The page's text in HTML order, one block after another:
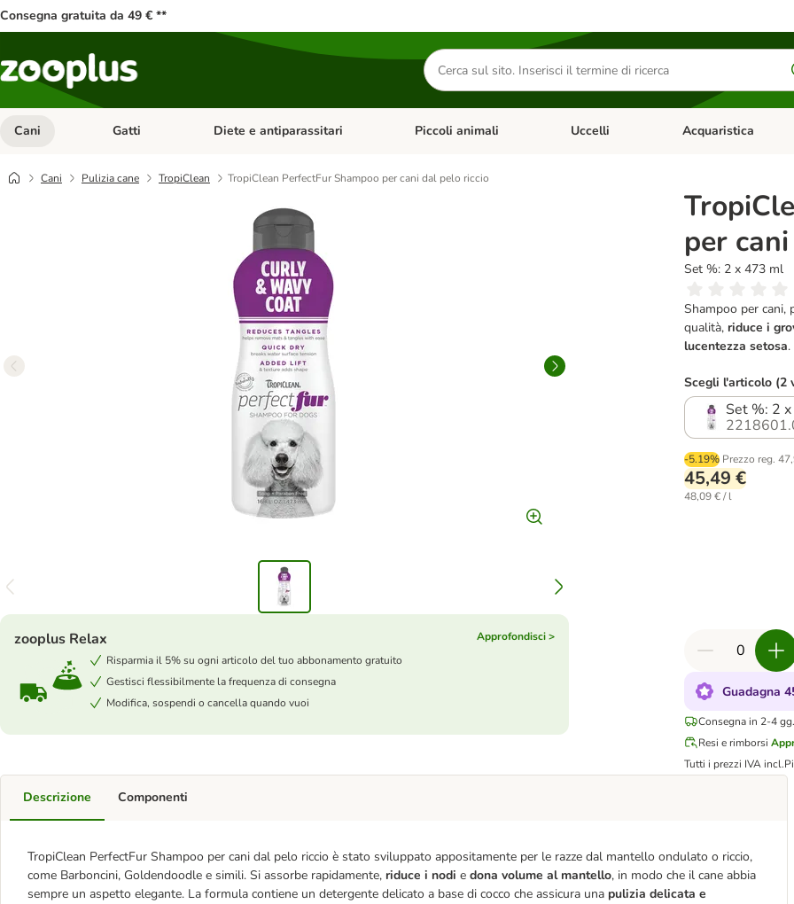
Consegna gratuita da 49 € **
Cerca
prodotti
Cani Apri Menu Categoria: Cani
Gatti Apri Menu Categoria: Gatti
Diete e antiparassitari Apri Menu Categoria: Diete e antiparassitari
Piccoli animali Apri Menu Categoria: Piccoli animali
Uccelli Apri Menu Categoria:
Acquaristica
Cani Pulizia cane TropiClean TropiClean PerfectFur Shampoo per cani dal pelo riccio
per
Set %: 2 x 473 ml
Shampoo per cani,
qualità, riduce i
lucentezza setosa.
zooplus Relax
Approfondisci >
Risparmia il 5% su ogni articolo del tuo abbonamento gratuito
Gestisci flessibilmente la frequenza di consegna
Modifica, sospendi o cancella quando vuoi
Scegli l'articolo (2
Set %: 2
-5.19% Prezzo reg.
45,49 €
48,09 € / l
Guadagna
Consegna in 2-4
Resi e rimborsi
Tutti i prezzi IVA incl.
Descrizione
TropiClean PerfectFur Shampoo per cani dal pelo riccio è stato sviluppato appositamente per le razze dal mantello ondulato o riccio,
come Barboncini, Goldendoodle e simili. Si assorbe rapidamente, riduce i nodi e dona volume al mantello, in modo che il cane abbia
sempre un aspetto elegante. La formula contiene un detergente delicato a base di cocco che assicura una pulizia delicata e
Componenti